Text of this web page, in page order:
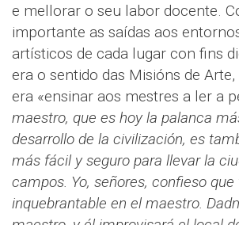
e mellorar o seu labor docente.
importante as saídas aos
artísticos de cada lugar con fins
era o sentido das Misións de
era «ensinar aos mestres a ler a
maestro, que es hoy la palanca
desarrollo de la civilización, es
más fácil y seguro para llevar la
campos. Yo, señores, confieso
inquebrantable en el maestro.